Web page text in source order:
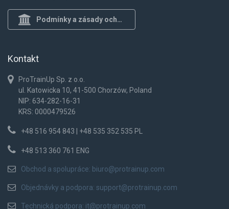
Podmínky a zásady ochrany osob.
Kontakt
ProTrainUp Sp. z o.o.
ul. Katowicka 10, 41-500 Chorzów, Poland
NIP: 634-282-16-31
KRS: 0000479526
+48 516 954 843 | +48 535 352 535 PL
+48 513 360 761 ENG
Obchod a spolupráce: biuro@protrainup.com
Objednávky a podpora: support@protrainup.com
Technická podpora: it@protrainup.com